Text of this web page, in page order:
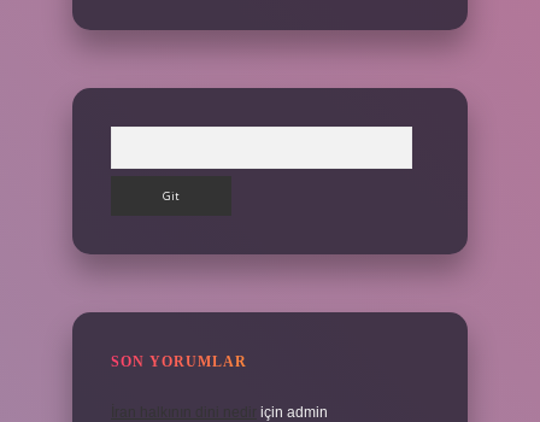
SON YORUMLAR
için admin